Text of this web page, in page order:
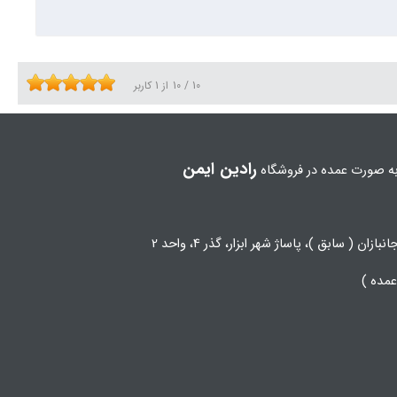
اهمیت بالا برخوردار می باشد، نیاز به تجهیزات حفاظتی و
10 / 10 از 1 کاربر
صورت عمده در فروشگاهرادین ایمن
( سابق )، پاساژ شهر ابزار، گذر 4، واحد 2